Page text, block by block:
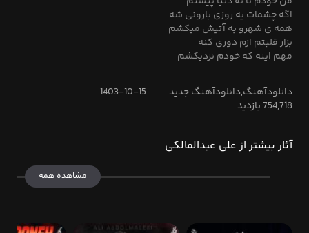
اگه چشمات یه روزی بارونی شه
همه ی شهرو به آتیش میکشم
بزار قلبتم ازم دوری کنه
مهم اینه که خودم نزدیکشم
دانلودآهنگ,دانلودآهنگ جدید
1403-10-15
754,718 بازدید
آثار بیشتر از علی عبدالمالکی
مشاهده همه